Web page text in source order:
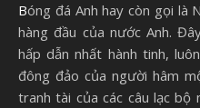
Bóng đá Anh hay còn gọi là Ngoại hạng Anh, là giải bóng đá
hàng đầu của nước Anh.
hấp dẫn nhất hành tinh,
đông đảo của người hâm
tranh tài của các câu lạc bộ